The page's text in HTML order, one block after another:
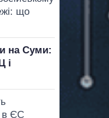
що
на Суми:
і
в ЄС